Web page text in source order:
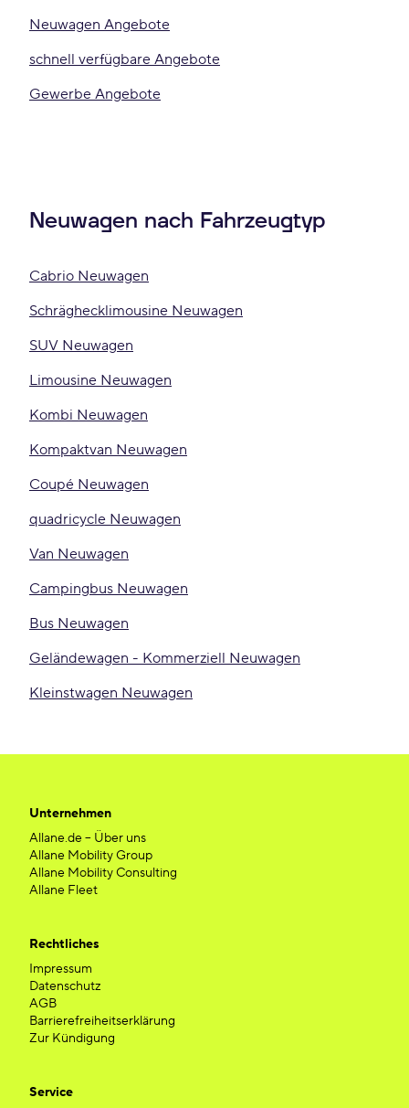
Neuwagen Angebote
schnell verfügbare Angebote
Gewerbe Angebote
Neuwagen nach Fahrzeugtyp
Cabrio Neuwagen
Schräghecklimousine Neuwagen
SUV Neuwagen
Limousine Neuwagen
Kombi Neuwagen
Kompaktvan Neuwagen
Coupé Neuwagen
quadricycle Neuwagen
Van Neuwagen
Campingbus Neuwagen
Bus Neuwagen
Geländewagen - Kommerziell Neuwagen
Kleinstwagen Neuwagen
Unternehmen
Allane.de – Über uns
Allane Mobility Group
Allane Mobility Consulting
Allane Fleet
Rechtliches
Impressum
Datenschutz
AGB
Barrierefreiheitserklärung
Zur Kündigung
Service